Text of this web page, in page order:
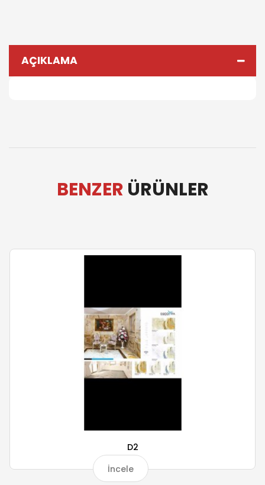
AÇIKLAMA
BENZER ÜRÜNLER
D2
İncele